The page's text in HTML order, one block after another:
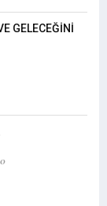
GELECEĞİNİ